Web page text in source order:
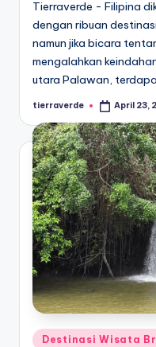
Tierraverde - Filipina
dengan ribuan
namun jika bicara
mengalahkan
utara Palawan,
Posted
tierraverde April 23,
Posted
Destinasi Wisata